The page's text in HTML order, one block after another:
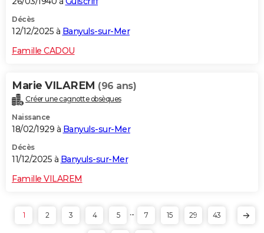
Décès
12/12/2025 à Banyuls-sur-Mer
Famille CADOU
Marie VILAREM (96 ans)
Créer une cagnotte obsèques
Naissance
18/02/1929 à Banyuls-sur-Mer
Décès
11/12/2025 à Banyuls-sur-Mer
Famille VILAREM
1 2 3 4 5 ... 7 15 29 43